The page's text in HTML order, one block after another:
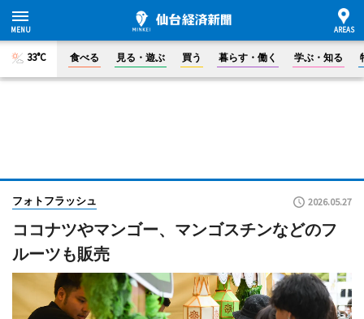
33°C 食べる 見る・遊ぶ 買う 暮らす・働く 学ぶ・知る
フォトフラッシュ 2026.05.27
ココナツやマンゴー、マンゴスチンなどのフ
ルーツも販売